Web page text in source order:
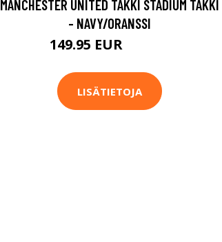
MANCHESTER UNITED TAKKI STADIUM TAKKI
- NAVY/ORANSSI
149.95 EUR
LISÄTIETOJA